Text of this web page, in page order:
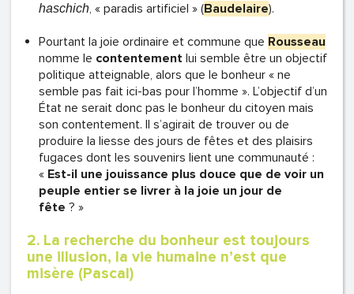
haschich, « paradis artificiel » (Baudelaire).
Pourtant la joie ordinaire et commune que Rousseau
nomme le contentement lui semble être un objectif
politique atteignable, alors que le bonheur « ne
semble pas fait ici-bas pour l’homme ». L’objectif d’un
État ne serait donc pas le bonheur du citoyen mais
son contentement. Il s’agirait de trouver ou de
produire la liesse des jours de fêtes et des plaisirs
fugaces dont les souvenirs lient une communauté :
« Est-il une jouissance plus douce que de voir un
peuple entier se livrer à la joie un jour de
fête ? »
2. La recherche du bonheur est toujours
une illusion, la vie humaine n’est que
misère (Pascal)